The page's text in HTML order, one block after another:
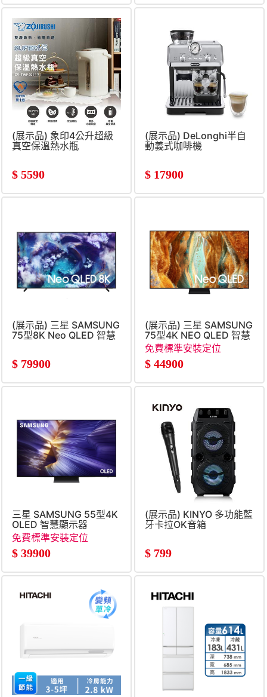
(展示品) 象印4公升超級
真空保溫熱水瓶
$ 5590
(展示品) DeLonghi半自
動義式咖啡機
$ 17900
(展示品) 三星 SAMSUNG
75型8K Neo QLED 智慧
$ 79900
(展示品) 三星 SAMSUNG
75型4K NEO QLED 智慧
顯示器
免費標準安裝定位
$ 44900
三星 SAMSUNG 55型4K
OLED 智慧顯示器
免費標準安裝定位
$ 39900
(展示品) KINYO 多功能藍
牙卡拉OK音箱
$ 799